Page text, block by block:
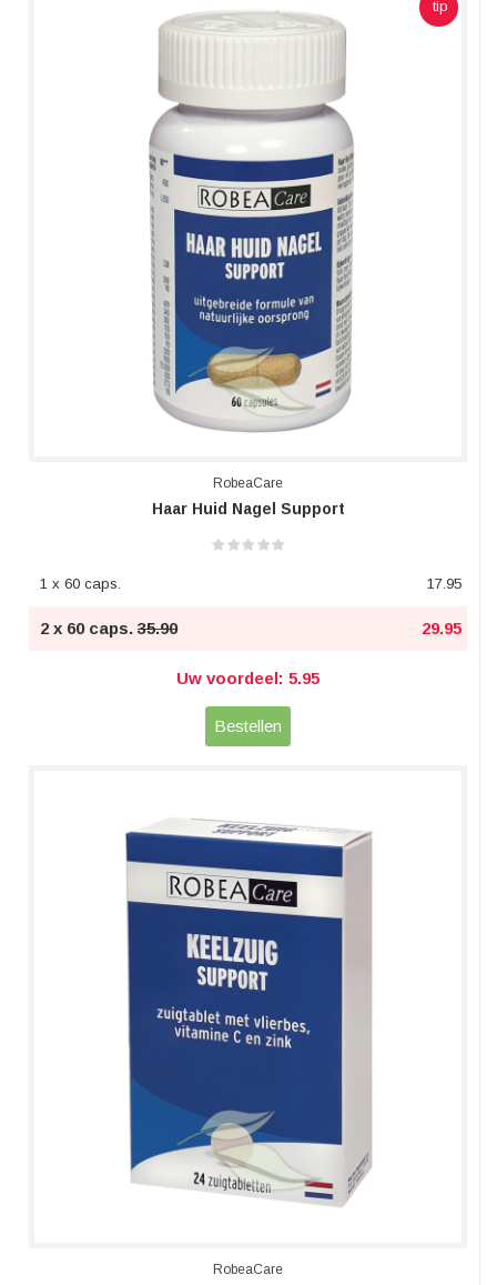
tip
RobeaCare
Haar Huid Nagel Support
1 x 60 caps. 17.95
2 x 60 caps. 35.90 29.95
Uw voordeel: 5.95
Bestellen
RobeaCare